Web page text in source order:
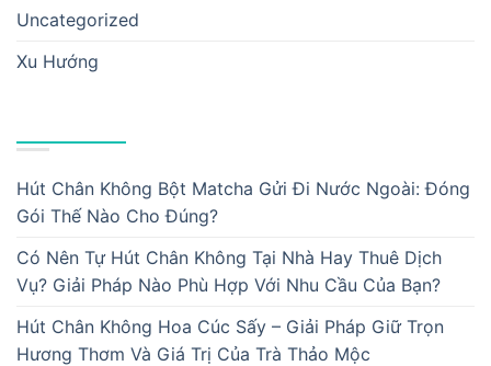
Uncategorized
Xu Hướng
Hút Chân Không Bột Matcha Gửi Đi Nước Ngoài: Đóng
Gói Thế Nào Cho Đúng?
Có Nên Tự Hút Chân Không Tại Nhà Hay Thuê Dịch
Vụ? Giải Pháp Nào Phù Hợp Với Nhu Cầu Của Bạn?
Hút Chân Không Hoa Cúc Sấy – Giải Pháp Giữ Trọn
Hương Thơm Và Giá Trị Của Trà Thảo Mộc